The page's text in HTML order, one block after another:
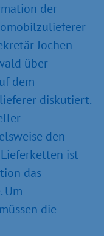
der
Jochen
über
dem
diskutiert.
den
ist
das
Um
die